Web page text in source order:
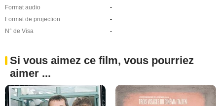
Format audio
-
Format de projection
-
N° de Visa
-
Si vous aimez ce film, vous pourriez
aimer ...